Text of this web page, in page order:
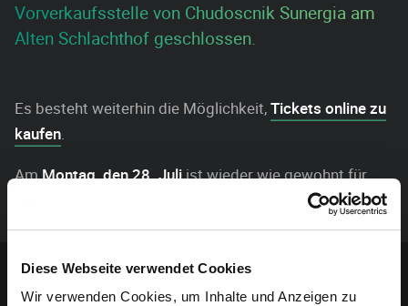
Diese Webseite verwendet Cookies
Wir verwenden Cookies, um Inhalte und Anzeigen zu
Vorverkaufsstelle von Chudoscnik Sunergia am
Alten Schlachthof geschlossen.
Es besteht weiterhin die Möglichkeit,Tickets online zu
kaufen.
AmMontag, den 28. Juliist wieder wie gewohnt für